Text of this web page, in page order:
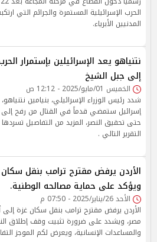
الحرب الإسرائيلية المستمرة والجرائم التي
المدنيين الأبرياء.
نتنياهو يعد الإسرائيلين بإستمرار
إلى جبل الشيخ
الخميس 01/مايو/2025 - 12:12 ص
شدد رئيس الوزراء الإسرائيلي، بنيامين
إسرائيل ستمضي قدماً في القتال من رفح
حتى تحقيق النصر، المزيد من التفاصيل
التقرير التالي .
الأردن يرفض مقترح ترامب بنقل
ويؤكد على حماية مصالحه الوطنية.
الأحد 26/يناير/2025 - 07:50 م
الأردن يرفض مقترح ترامب بنقل سكان غزة إلى
مصر، ويشدد على ضرورة تثبيت وقف إطلاق
والمساعدات الإنسانية، ويعرض لكم الموجز